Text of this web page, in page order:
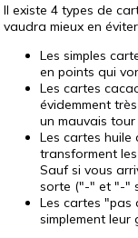
Il existe 4 types de
vaudra mieux en
Les simples
en points qui
Les cartes
évidemment
un mauvais
Les cartes huile
transforment
Sauf si vous
sorte ("-" et "-"
Les cartes "pas
simplement leur